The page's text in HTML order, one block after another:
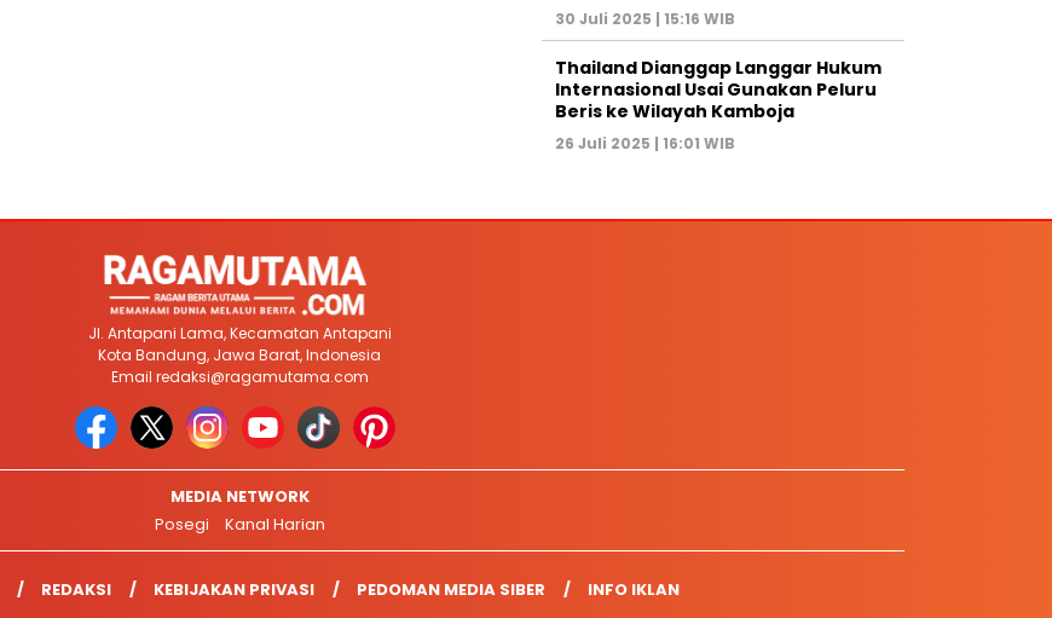
30 Juli 2025 | 15:16 WIB
Thailand Dianggap Langgar Hukum
Internasional Usai Gunakan Peluru
Beris ke Wilayah Kamboja
26 Juli 2025 | 16:01 WIB
Jl. Antapani Lama, Kecamatan Antapani
Kota Bandung, Jawa Barat, Indonesia
Email redaksi@ragamutama.com
MEDIA NETWORK
Posegi
Kanal Harian
REDAKSI KEBIJAKAN PRIVASI PEDOMAN MEDIA SIBER INFO IKLAN